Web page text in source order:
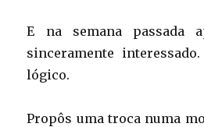
E na semana passada
sinceramente
lógico.
Propôs uma troca numa